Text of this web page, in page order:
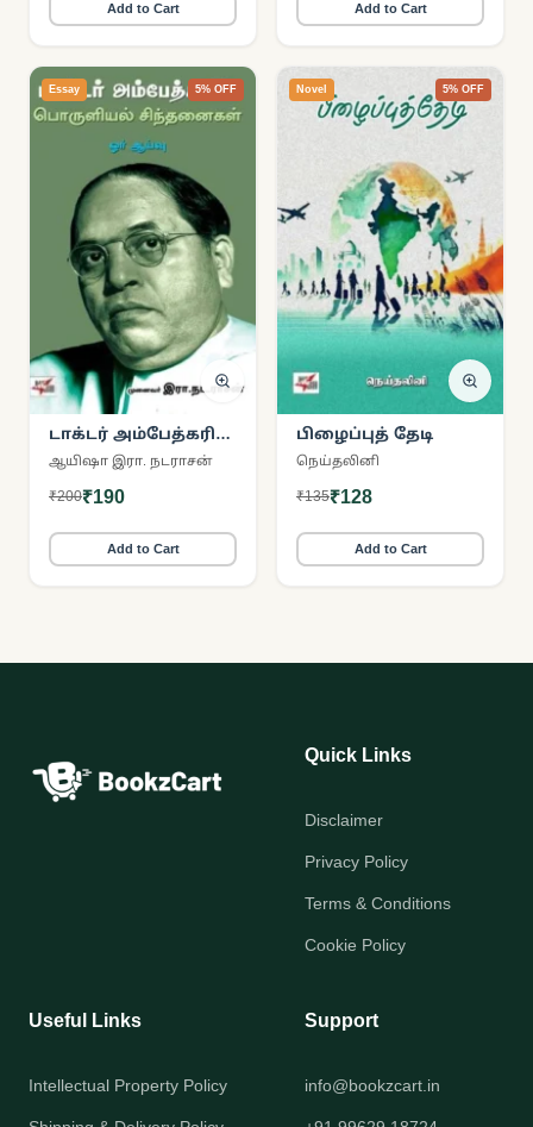
Add to Cart Add to Cart
Essay 5% OFF
டாக்டர் அம்பேத்கரின்
பொருளில்
ஆய்வு
ஆயிஷா இரா. நடராசன்
₹200₹190
Add to Cart
Novel 5% OFF
பிழைப்புத் தேடி
நெய்தலினி
₹135₹128
Add to Cart
Quick Links
Disclaimer
Privacy Policy
Terms & Conditions
Cookie Policy
Useful Links
Intellectual Property Policy
Support
info@bookzcart.in